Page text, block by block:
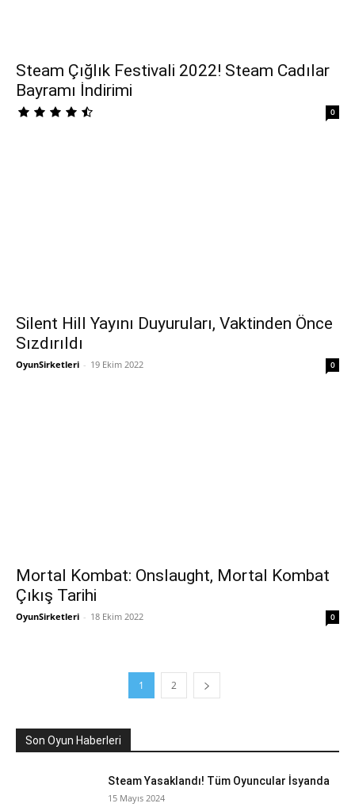
Steam Çığlık Festivali 2022! Steam Cadılar
Bayramı İndirimi
0
Silent Hill Yayını Duyuruları, Vaktinden Önce
Sızdırıldı
OyunSirketleri - 19 Ekim 2022 0
Mortal Kombat: Onslaught, Mortal Kombat
Çıkış Tarihi
OyunSirketleri - 18 Ekim 2022 0
1 2
Son Oyun Haberleri
Steam Yasaklandı! Tüm Oyuncular İsyanda
15 Mayıs 2024